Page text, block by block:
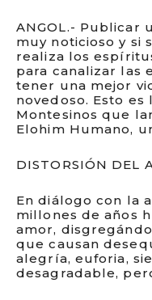
ANGOL.- Publicar
muy noticioso y si
realiza los
para canalizar las
tener una mejor
novedoso. Esto
Montesinos que
Elohim Humano,
DISTORSIÓN DEL
En diálogo con la
millones de años
amor,
que causan
alegría, euforia,
desagradable,